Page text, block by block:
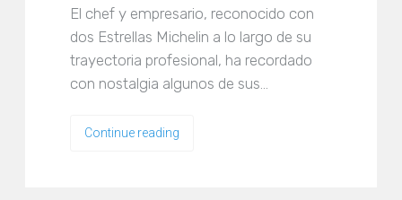
El chef y empresario, reconocido con
dos Estrellas Michelin a lo largo de su
trayectoria profesional, ha recordado
con nostalgia algunos de sus…
Continue reading